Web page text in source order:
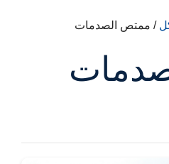
/ ممتص الصدمات